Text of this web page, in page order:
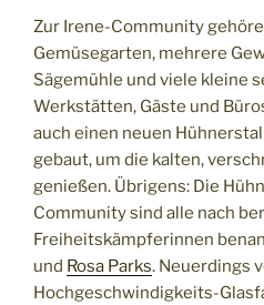
Zur Irene-Community
Gemüsegarten, mehrere
Sägemühle und viele kleine
Werkstätten, Gäste und
auch einen neuen
gebaut, um die kalten,
genießen. Übrigens: Die
Community sind alle nach
Freiheitskämpferinnen
und Rosa Parks. Neuerdings
Hochgeschwindigkeits-